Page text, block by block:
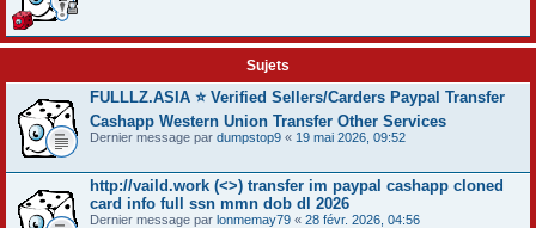
Sujets
FULLLZ.ASIA ⭐️ Verified Sellers/Carders Paypal Transfer
Cashapp Western Union Transfer Other Services
Dernier message par dumpstop9 « 19 mai 2026, 09:52
http://vaild.work (<>) transfer im paypal cashapp cloned
card info full ssn mmn dob dl 2026
Dernier message par lonmemay79 « 28 févr. 2026, 04:56